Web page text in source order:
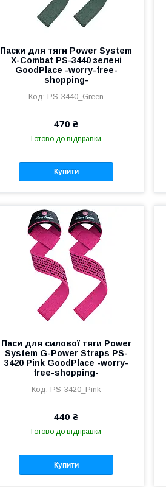
Паски для тяги Power System
X-Combat PS-3440 зелені
GoodPlace -worry-free-
shopping-
PS-3440_Green
470 ₴
Готово до відправки
Купити
Паси для силової тяги Power
System G-Power Straps PS-
3420 Pink GoodPlace -worry-
free-shopping-
PS-3420_Pink
440 ₴
Готово до відправки
Купити